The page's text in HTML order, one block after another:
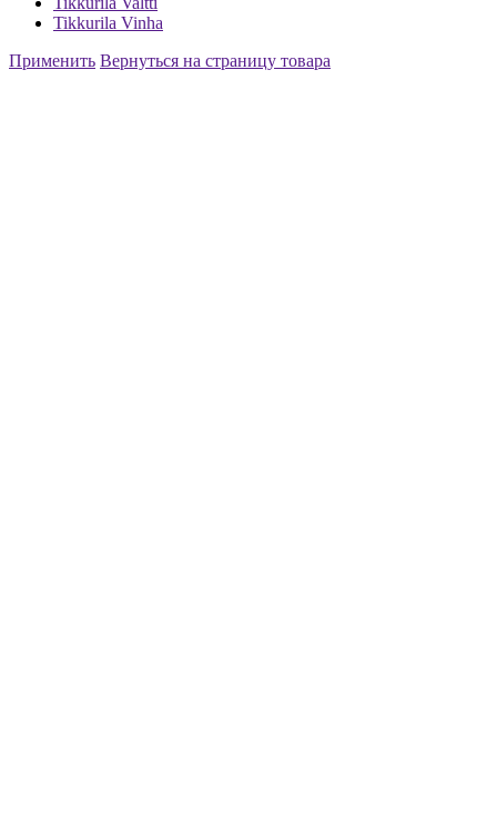
Tikkurila Vinha
Применить Вернуться на страницу товара